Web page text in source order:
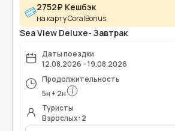
2752₽ Кешбэк
на карту CoralBonus
Sea View Deluxe- Завтрак
Даты поездки
12.08.2026 - 19.08.2026
Продолжительность
5н + 2н
Туристы
Взрослых: 2